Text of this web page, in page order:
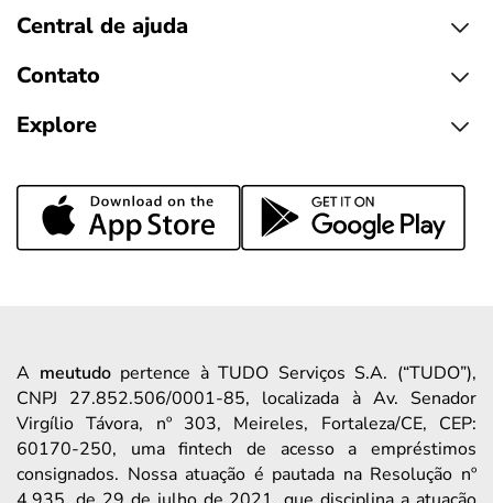
Central de ajuda
Contato
Explore
A meutudopertence à TUDO Serviços S.A. (“TUDO”),
CNPJ 27.852.506/0001-85, localizada à Av. Senador
Virgílio Távora, nº 303, Meireles, Fortaleza/CE, CEP:
60170-250, uma fintech de acesso a empréstimos
consignados. Nossa atuação é pautada na Resolução nº